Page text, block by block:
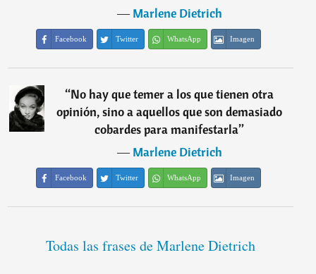
―Marlene Dietrich
Facebook Twitter WhatsApp Imagen
“No hay que temer a los que tienen otra
opinión, sino a aquellos que son demasiado
cobardes para manifestarla”
―Marlene Dietrich
Facebook Twitter WhatsApp Imagen
Todas las frases de Marlene Dietrich